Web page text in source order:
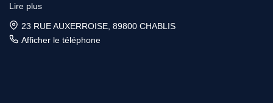
Lire plus
23 RUE AUXERROISE, 89800 CHABLIS
Afficher le téléphone